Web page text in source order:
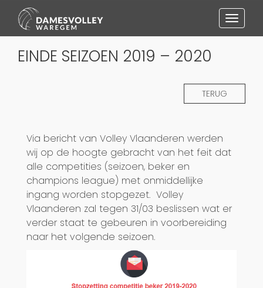
Toggle
EINDE SEIZOEN 2019 – 2020
TERUG
Via bericht van Volley Vlaanderen werden
wij op de hoogte gebracht van het feit dat
alle competities (seizoen, beker en
champions league) met onmiddellijke
ingang worden stopgezet. Volley
Vlaanderen zal tegen 31/03 beslissen wat er
verder staat te gebeuren in voorbereiding
naar het volgende seizoen.